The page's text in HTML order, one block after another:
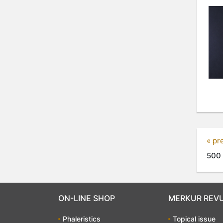
«
500
ON-LINE SHOP
Phaleristics
MERKUR
Topical issue